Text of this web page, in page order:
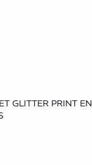
GLITTER PRINT EN